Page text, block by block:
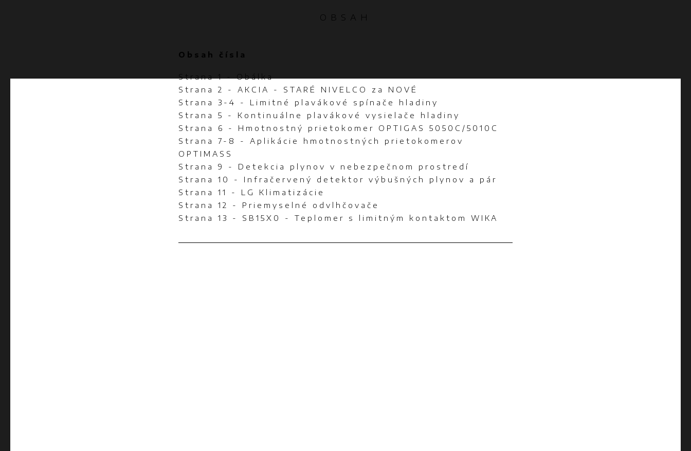
OBSAH
Obsah čísla
Strana 1 - Obálka
Strana 2 - AKCIA - STARÉ NIVELCO za NOVÉ
Strana 3-4 - Limitné plavákové spínače hladiny
Strana 5 - Kontinuálne plavákové vysielače hladiny
Strana 6 - Hmotnostný prietokomer OPTIGAS 5050C/5010C
Strana 7-8 - Aplikácie hmotnostných prietokomerov
OPTIMASS
Strana 9 - Detekcia plynov v nebezpečnom prostredí
Strana 10 - Infračervený detektor výbušných plynov a pár
Strana 11 - LG Klimatizácie
Strana 12 - Priemyselné odvlhčovače
Strana 13 - SB15X0 - Teplomer s limitným kontaktom WIKA